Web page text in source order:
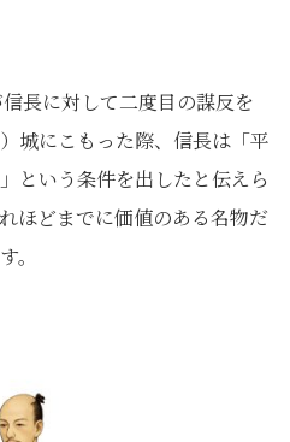
長に対して二度目の謀反を
城にこもった際、信長は「平
という条件を出したと伝えら
ほどまでに価値のある名物だ
。